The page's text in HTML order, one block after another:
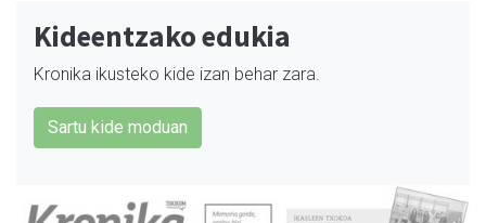
Kideentzako edukia
Kronika ikusteko kide izan behar zara.
Sartu kide moduan